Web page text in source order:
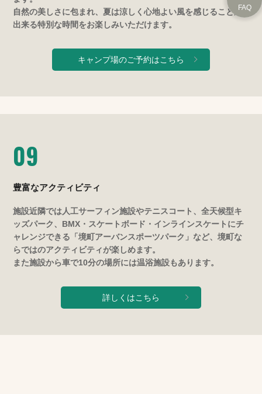
自然の美しさに包まれ、夏は涼しく心地よい風を感じることが
出来る特別な時間をお楽しみいただけます。
キャンプ場のご予約はこちら
09
豊富なアクティビティ
施設近隣では人工サーフィン施設やテニスコート、全天候型キ
ッズパーク、BMX・スケートボード・インラインスケートにチ
ャレンジできる「境町アーバンスポーツパーク」など、境町な
らではのアクティビティが楽しめます。
また施設から車で10分の場所には温浴施設もあります。
詳しくはこちら